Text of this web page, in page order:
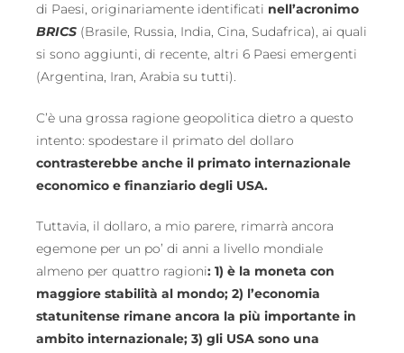
di Paesi, originariamente identificati nell’acronimo
BRICS (Brasile, Russia, India, Cina, Sudafrica), ai quali
si sono aggiunti, di recente, altri 6 Paesi emergenti
(Argentina, Iran, Arabia su tutti).
C’è una grossa ragione geopolitica dietro a questo
intento: spodestare il primato del dollaro
contrasterebbe anche il primato internazionale
economico e finanziario degli USA.
Tuttavia, il dollaro, a mio parere, rimarrà ancora
egemone per un po’ di anni a livello mondiale
almeno per quattro ragioni: 1) è la moneta con
maggiore stabilità al mondo; 2) l’economia
statunitense rimane ancora la più importante in
ambito internazionale; 3) gli USA sono una